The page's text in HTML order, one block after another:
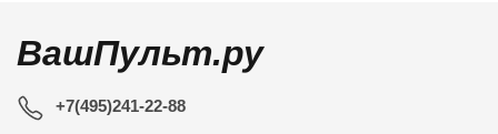
ВашПульт.ру
+7(495)241-22-88